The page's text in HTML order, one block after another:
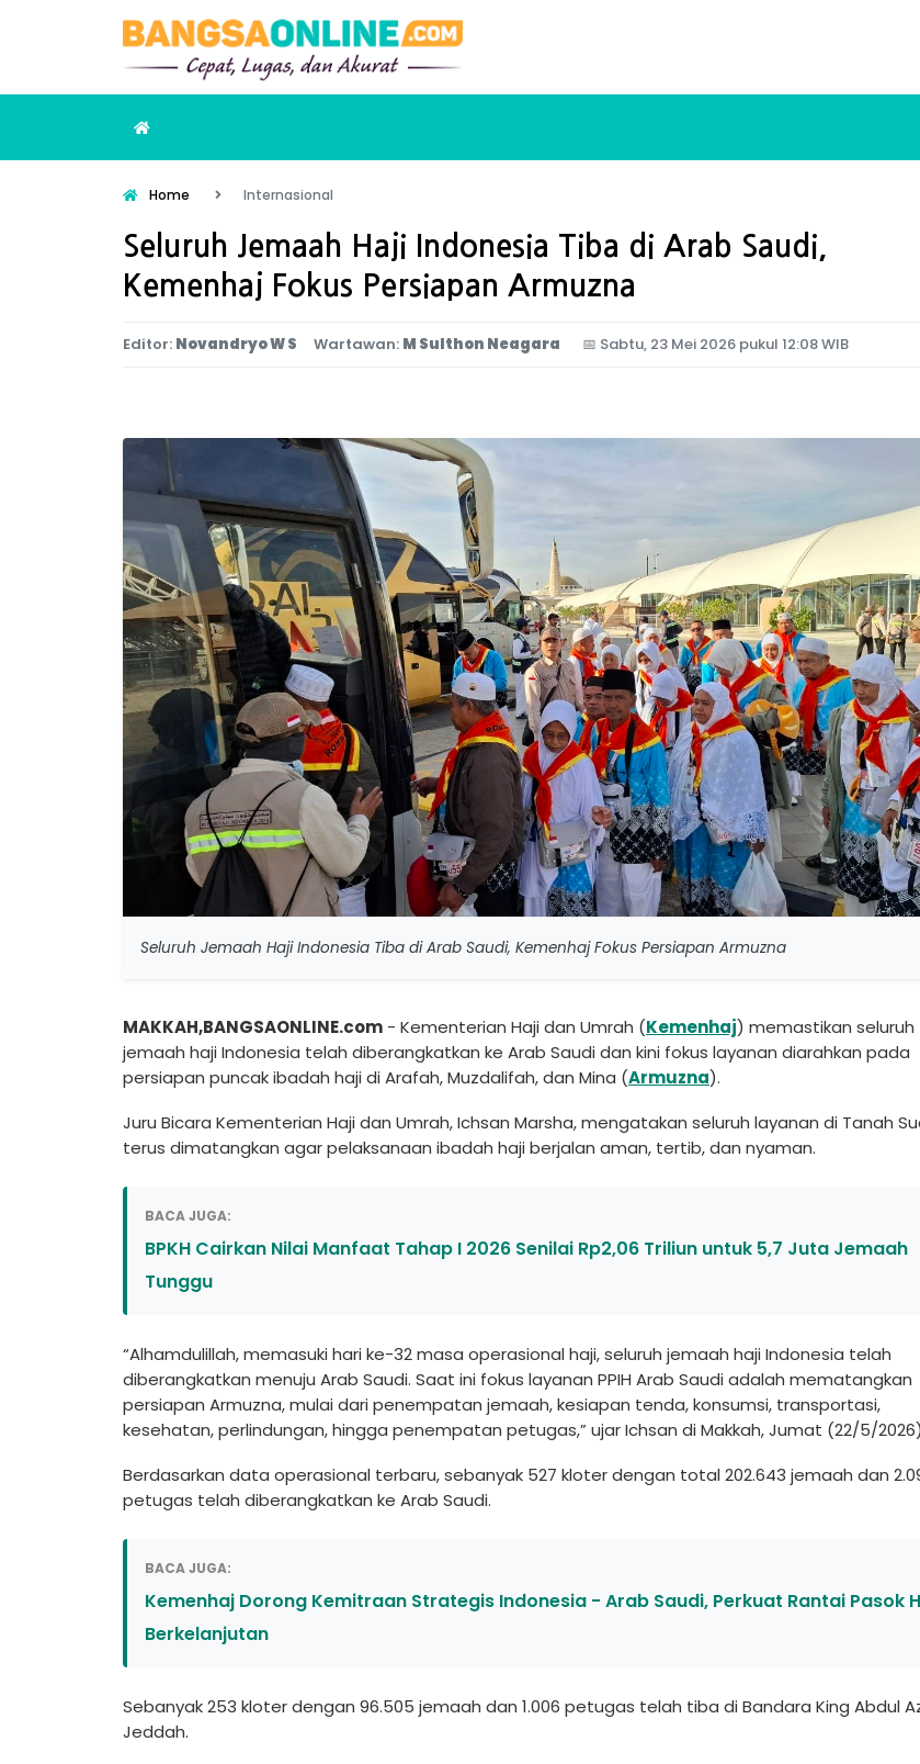
Home Internasional
Seluruh Jemaah Haji Indonesia Tiba di Arab Saudi,
Kemenhaj Fokus Persiapan Armuzna
Editor: Novandryo W S Wartawan: M Sulthon Neagara 📅 Sabtu, 23 Mei 2026 pukul 12:08 WIB
Seluruh Jemaah Haji Indonesia Tiba di Arab Saudi, Kemenhaj Fokus Persiapan Armuzna
MAKKAH,BANGSAONLINE.com - Kementerian Haji dan Umrah (Kemenhaj) memastikan seluruh
jemaah haji Indonesia telah diberangkatkan ke Arab Saudi dan kini fokus layanan diarahkan pada
persiapan puncak ibadah haji di Arafah, Muzdalifah, dan Mina (Armuzna).
Juru Bicara Kementerian Haji dan Umrah, Ichsan Marsha, mengatakan seluruh layanan di Tanah
terus dimatangkan agar pelaksanaan ibadah haji berjalan aman, tertib, dan nyaman.
BACA JUGA:
BPKH Cairkan Nilai Manfaat Tahap I 2026 Senilai Rp2,06 Triliun untuk 5,7 Juta Jemaah
Tunggu
“Alhamdulillah, memasuki hari ke-32 masa operasional haji, seluruh jemaah haji Indonesia telah
diberangkatkan menuju Arab Saudi. Saat ini fokus layanan PPIH Arab Saudi adalah mematangkan
persiapan Armuzna, mulai dari penempatan jemaah, kesiapan tenda, konsumsi, transportasi,
kesehatan, perlindungan, hingga penempatan petugas,” ujar Ichsan di Makkah, Jumat (22/5/
Berdasarkan data operasional terbaru, sebanyak 527 kloter dengan total 202.643 jemaah dan
petugas telah diberangkatkan ke Arab Saudi.
BACA JUGA:
Kemenhaj Dorong Kemitraan Strategis Indonesia - Arab Saudi, Perkuat Rantai Pasok
Berkelanjutan
Sebanyak 253 kloter dengan 96.505 jemaah dan 1.006 petugas telah tiba di Bandara King Abdul
Jeddah.